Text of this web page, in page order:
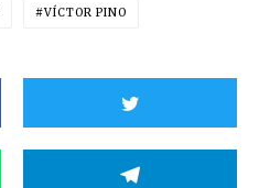
VÍCTOR PINO